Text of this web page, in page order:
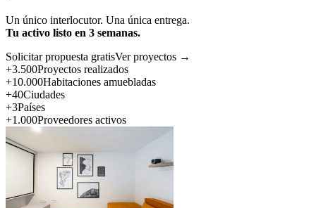
Un único interlocutor. Una única entrega.
Tu activo listo en 3 semanas.
Solicitar propuesta gratisVer proyectos →
+3.500Proyectos realizados
+10.000Habitaciones amuebladas
+40Ciudades
+3Países
+1.000Proveedores activos